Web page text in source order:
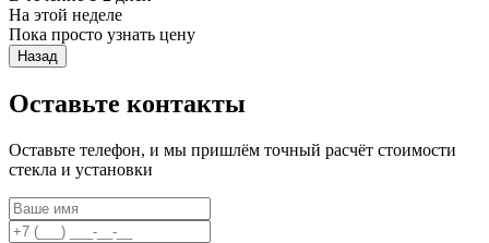
На этой неделе
Пока просто узнать цену
Назад
Оставьте контакты
Оставьте телефон, и мы пришлём точный расчёт стоимости
стекла и установки